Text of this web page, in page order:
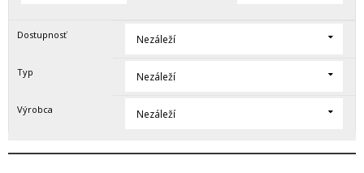
Dostupnosť Nezáleží
Typ Nezáleží
Výrobca Nezáleží